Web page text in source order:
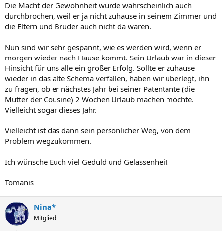
Die Macht der Gewohnheit wurde wahrscheinlich auch
durchbrochen, weil er ja nicht zuhause in seinem Zimmer und
die Eltern und Bruder auch nicht da waren.
Nun sind wir sehr gespannt, wie es werden wird, wenn er
morgen wieder nach Hause kommt. Sein Urlaub war in dieser
Hinsicht für uns alle ein großer Erfolg. Sollte er zuhause
wieder in das alte Schema verfallen, haben wir überlegt, ihn
zu fragen, ob er nächstes Jahr bei seiner Patentante (die
Mutter der Cousine) 2 Wochen Urlaub machen möchte.
Vielleicht sogar dieses Jahr.
Vielleicht ist das dann sein persönlicher Weg, von dem
Problem wegzukommen.
Ich wünsche Euch viel Geduld und Gelassenheit
Tomanis
Nina*
Mitglied